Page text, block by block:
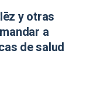
y otras
a
de salud